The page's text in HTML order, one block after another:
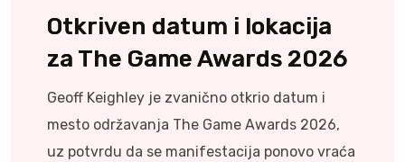
Otkriven datum i lokacija
za The Game Awards 2026
Geoff Keighley je zvanično otkrio datum i
mesto održavanja The Game Awards 2026,
uz potvrdu da se manifestacija ponovo vraća